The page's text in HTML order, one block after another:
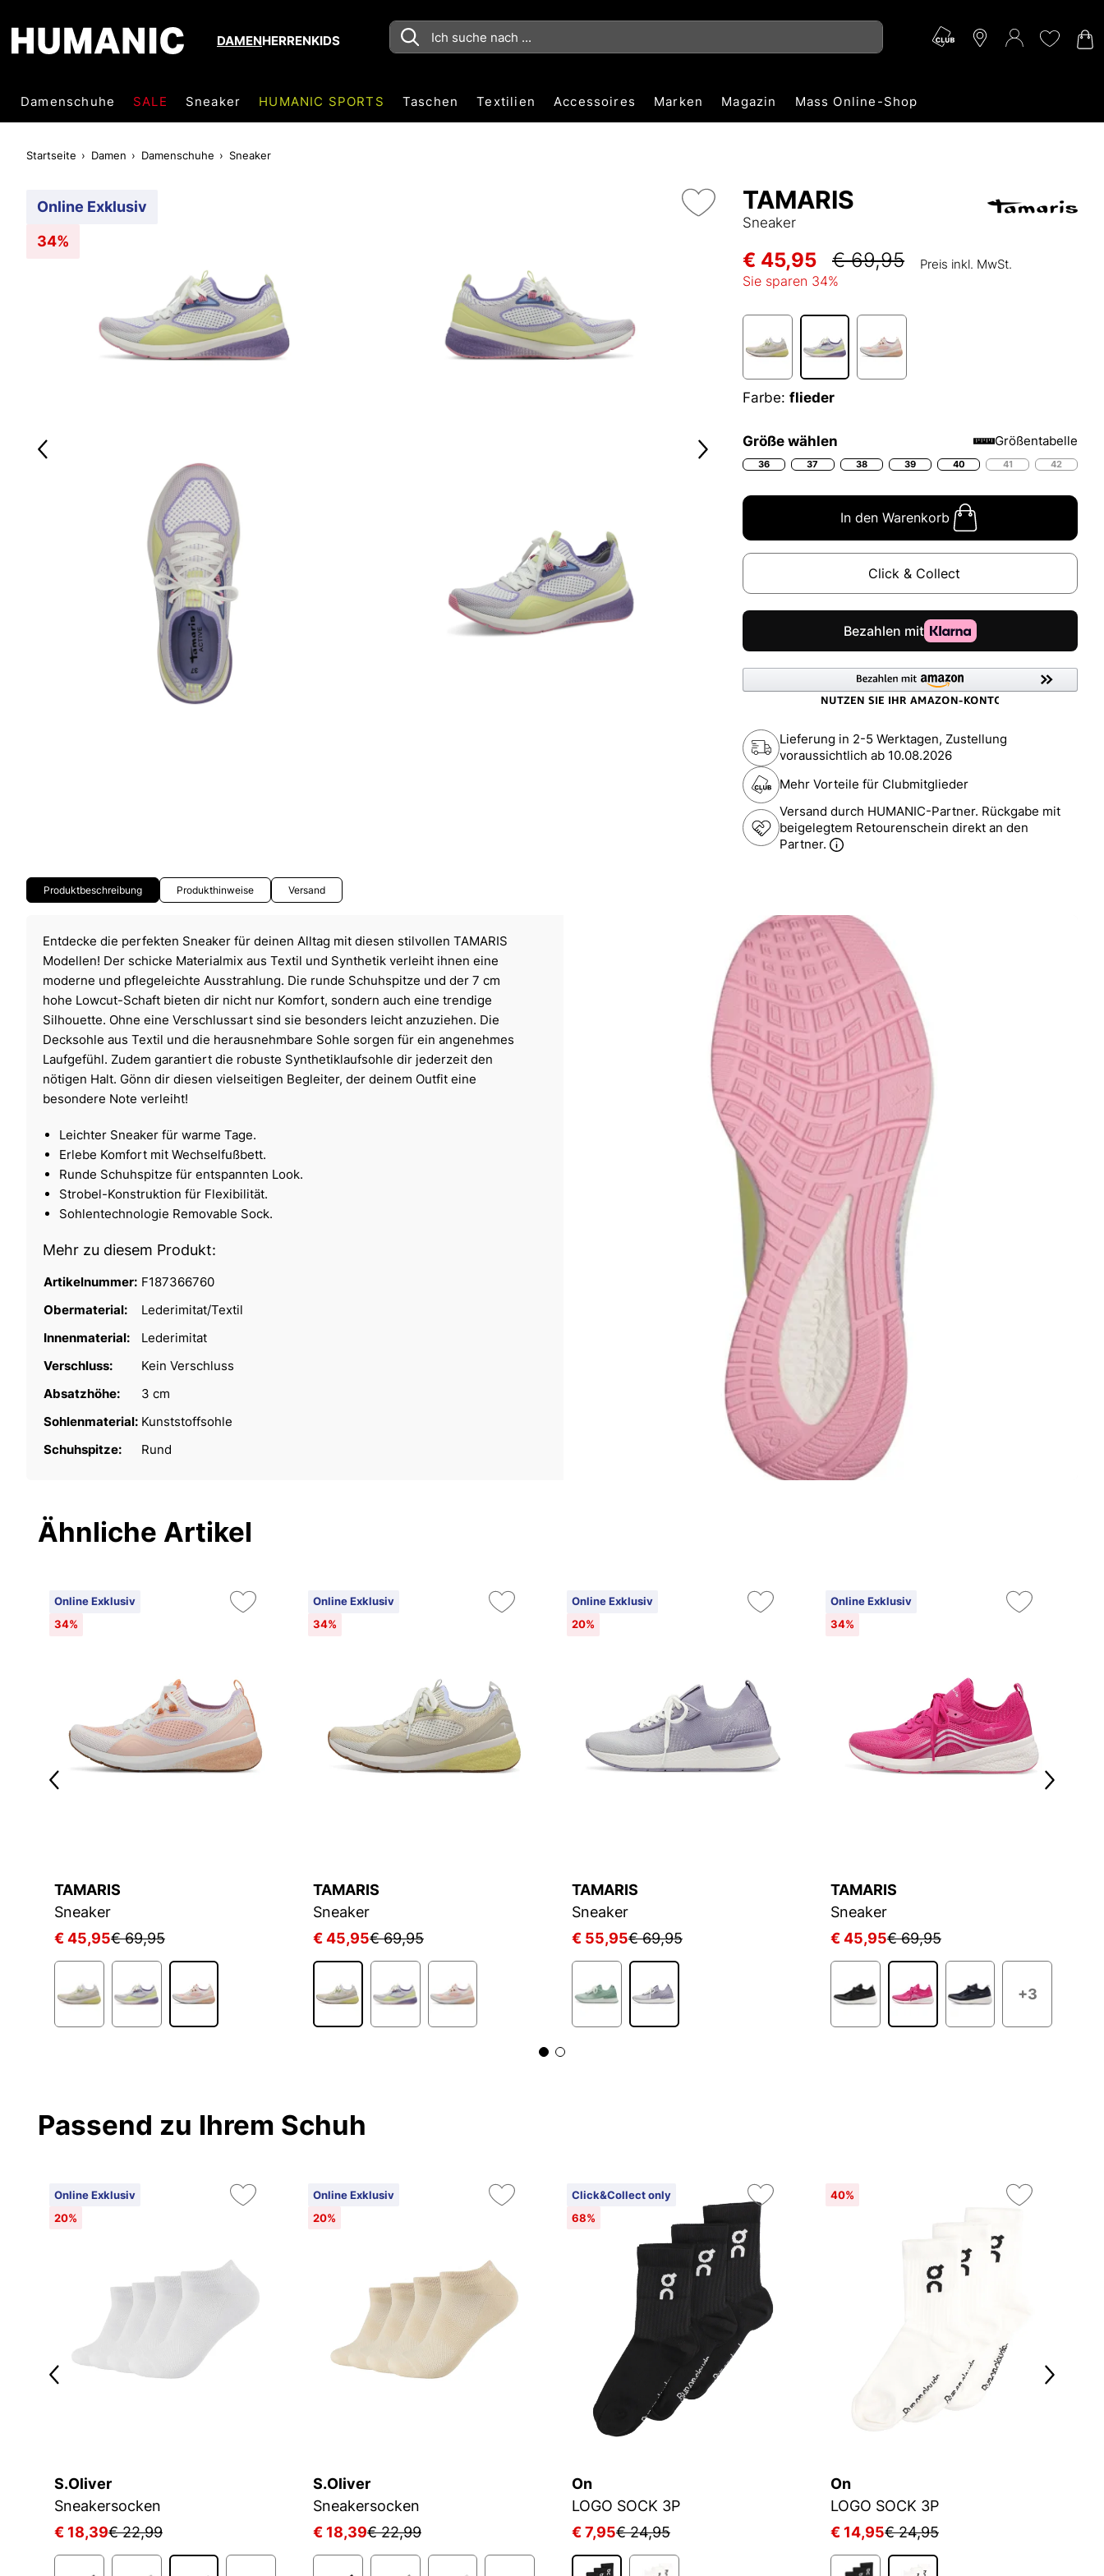
DAMENHERRENKIDS
Damenschuhe SALE Sneaker HUMANIC SPORTS Taschen Textilien Accessoires Marken Magazin Mass Online-Shop
Startseite Damen Damenschuhe Sneaker
Online Exklusiv
34%
TAMARIS
Sneaker
€ 45,95 € 69,95 Preis inkl. MwSt.
Sie sparen 34%
Farbe: flieder
Größe wählen Größentabelle
36 37 38 39 40 41 42
In den Warenkorb
Click & Collect
Lieferung in 2-5 Werktagen, Zustellung
voraussichtlich ab 10.08.2026
Mehr Vorteile für Clubmitglieder
Versand durch HUMANIC-Partner. Rückgabe mit
beigelegtem Retourenschein direkt an den
Partner.
Produktbeschreibung Produkthinweise Versand
Entdecke die perfekten Sneaker für deinen Alltag mit diesen stilvollen TAMARIS
Modellen! Der schicke Materialmix aus Textil und Synthetik verleiht ihnen eine
moderne und pflegeleichte Ausstrahlung. Die runde Schuhspitze und der 7 cm
hohe Lowcut-Schaft bieten dir nicht nur Komfort, sondern auch eine trendige
Silhouette. Ohne eine Verschlussart sind sie besonders leicht anzuziehen. Die
Decksohle aus Textil und die herausnehmbare Sohle sorgen für ein angenehmes
Laufgefühl. Zudem garantiert die robuste Synthetiklaufsohle dir jederzeit den
nötigen Halt. Gönn dir diesen vielseitigen Begleiter, der deinem Outfit eine
besondere Note verleiht!
Leichter Sneaker für warme Tage.
Erlebe Komfort mit Wechselfußbett.
Runde Schuhspitze für entspannten Look.
Strobel-Konstruktion für Flexibilität.
Sohlentechnologie Removable Sock.
Mehr zu diesem Produkt:
Artikelnummer: F187366760
Obermaterial:
Lederimitat/Textil
Innenmaterial:
Lederimitat
Verschluss:
Kein Verschluss
Absatzhöhe:
3 cm
Sohlenmaterial: Kunststoffsohle
Schuhspitze:
Rund
Ähnliche Artikel
Online Exklusiv
34%
TAMARIS
Sneaker
€ 45,95€ 69,95
Online Exklusiv
34%
TAMARIS
Sneaker
€ 45,95€ 69,95
Online Exklusiv
20%
TAMARIS
Sneaker
€ 55,95€ 69,95
Online Exklusiv
34%
TAMARIS
Sneaker
€ 45,95€ 69,95
+3
Passend zu Ihrem Schuh
Online Exklusiv
20%
S.Oliver
Sneakersocken
€ 18,39€ 22,99
Online Exklusiv
20%
S.Oliver
Sneakersocken
€ 18,39€ 22,99
Click&Collect only
68%
On
LOGO SOCK 3P
€ 7,95€ 24,95
40%
On
LOGO SOCK 3P
€ 14,95€ 24,95